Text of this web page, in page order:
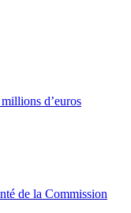
d’euros
de la Commission